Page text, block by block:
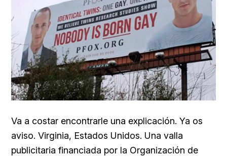
Va a costar encontrarle una explicación. Ya os
aviso. Virginia, Estados Unidos. Una valla
publicitaria financiada por la Organización de